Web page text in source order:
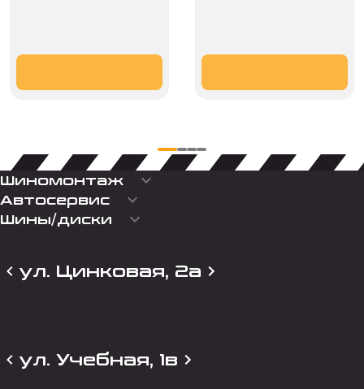
Шиномонтаж keyboard_arrow_down
Автосервис keyboard_arrow_down
Шины/диски keyboard_arrow_down
ул. Цинковая, 2а
ул. Учебная, 1в